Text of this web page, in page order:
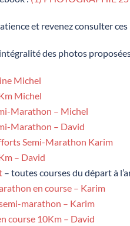
et revenez consulter ces
des photos
Michel
Michel
Marathon – Michel
Marathon – David
Semi-Marathon Karim
– David
– toutes courses du départ à
en course – Karim
marathon – Karim
course 10Km – David